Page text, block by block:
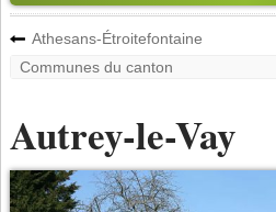
Athesans-Étroitefontaine
Autrey-le-Vay